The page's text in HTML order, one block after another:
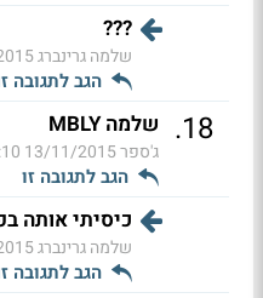
???
שלמה גרינברג20:21
הגב לתגובה
18
. שלמה MBLY
ג'ספר13/11/2015 18:10
הגב לתגובה זו
כיסיתי אותה
שלמה גרינברג21:02
הגב לתגובה